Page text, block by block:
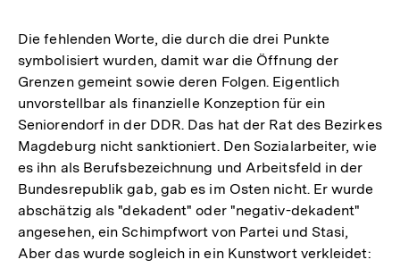
Die fehlenden Worte, die durch die drei Punkte
symbolisiert wurden, damit war die Öffnung der
Grenzen gemeint sowie deren Folgen. Eigentlich
unvorstellbar als finanzielle Konzeption für ein
Seniorendorf in der DDR. Das hat der Rat des Bezirkes
Magdeburg nicht sanktioniert. Den Sozialarbeiter, wie
es ihn als Berufsbezeichnung und Arbeitsfeld in der
Bundesrepublik gab, gab es im Osten nicht. Er wurde
abschätzig als "dekadent" oder "negativ-dekadent"
angesehen, ein Schimpfwort von Partei und Stasi,
Aber das wurde sogleich in ein Kunstwort verkleidet: